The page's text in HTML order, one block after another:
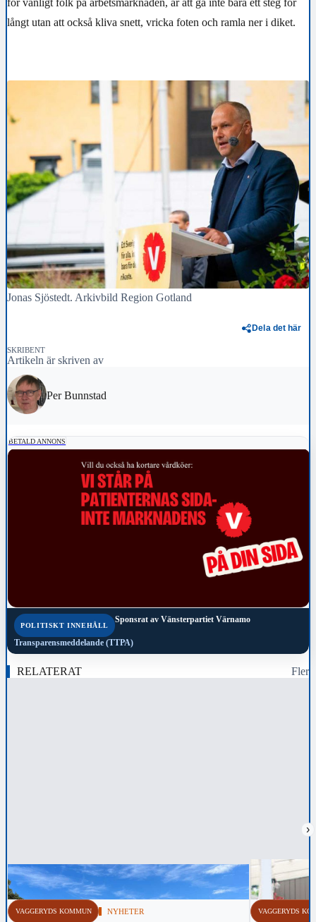
för vanligt folk på arbetsmarknaden, är att gå inte bara ett steg för
långt utan att också kliva snett, vricka foten och ramla ner i diket.
Jonas Sjöstedt. Arkivbild Region Gotland
Dela det här
SKRIBENT
Artikeln är skriven av
Per Bunnstad
BETALD ANNONS
POLITISKT INNEHÅLL
Sponsrat av Vänsterpartiet Värnamo
Transparensmeddelande (TTPA)
RELATERAT Fler
›
VAGGERYDS KOMMUN NYHETER VAGGERYDS